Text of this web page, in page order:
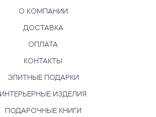
О КОМПАНИИ
ДОСТАВКА
ОПЛАТА
КОНТАКТЫ
ЭЛИТНЫЕ ПОДАРКИ
ИНТЕРЬЕРНЫЕ ИЗДЕЛИЯ
ПОДАРОЧНЫЕ КНИГИ